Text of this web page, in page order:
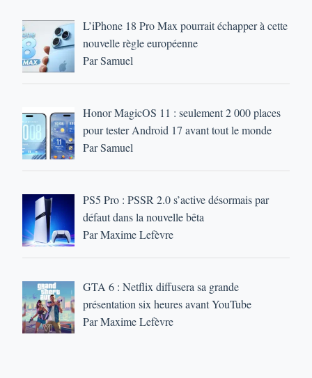
L’iPhone 18 Pro Max pourrait échapper à cette
nouvelle règle européenne
Par Samuel
Honor MagicOS 11 : seulement 2 000 places
pour tester Android 17 avant tout le monde
Par Samuel
PS5 Pro : PSSR 2.0 s’active désormais par
défaut dans la nouvelle bêta
Par Maxime Lefèvre
GTA 6 : Netflix diffusera sa grande
présentation six heures avant YouTube
Par Maxime Lefèvre